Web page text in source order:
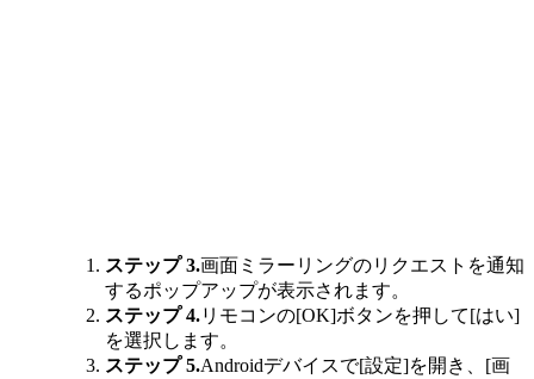
ステップ 3.画面ミラーリングのリクエストを通知
するポップアップが表示されます。
ステップ 4.リモコンの[OK]ボタンを押して[はい]
を選択します。
ステップ 5.Androidデバイスで[設定]を開き、[画